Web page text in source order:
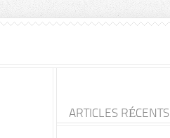
ARTICLES RÉCENTS